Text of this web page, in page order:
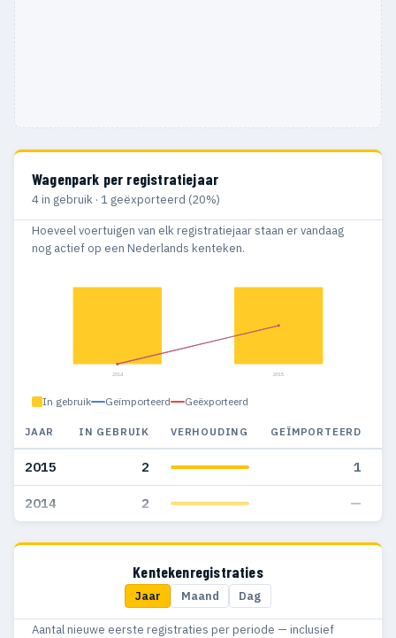
Wagenpark per registratiejaar
4 in gebruik · 1 geëxporteerd (20%)
Hoeveel voertuigen van elk registratiejaar staan er vandaag
nog actief op een Nederlands kenteken.
2014 2015
In gebruik Geïmporteerd Geëxporteerd
JAAR IN GEBRUIK VERHOUDING GEÏMPORTEERD
2015 2 1
2014 2 —
Kentekenregistraties
Jaar Maand Dag
Aantal nieuwe eerste registraties per periode — inclusief